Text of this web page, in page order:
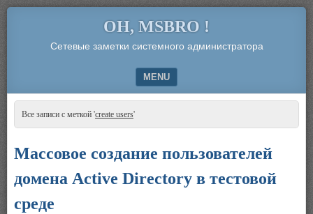
OH, MSBRO !
Сетевые заметки системного администратора
MENU
SKIP TO CONTENT
Все записи с меткой 'create users'
Массовое создание пользователей
домена Active Directory в тестовой
среде